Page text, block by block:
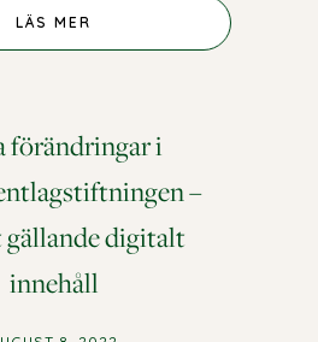
LÄS MER
förändringar i
–
digitalt
innehåll